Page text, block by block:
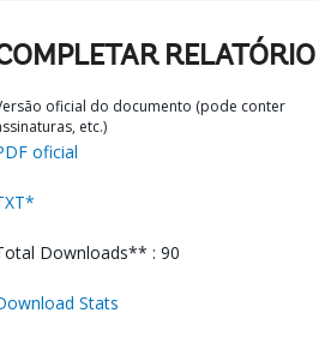
RELATÓRIO
oficial do documento (pode conter
etc.)
oficial
Downloads** : 90
Stats